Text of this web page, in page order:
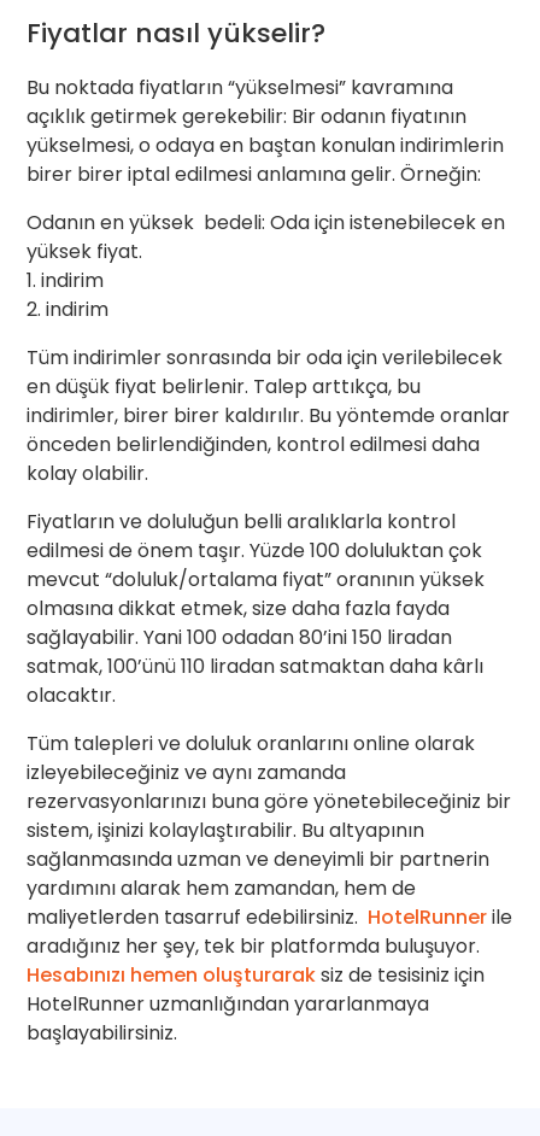
Fiyatlar nasıl yükselir?
Bu noktada fiyatların “yükselmesi” kavramına
açıklık getirmek gerekebilir: Bir odanın fiyatının
yükselmesi, o odaya en baştan konulan indirimlerin
birer birer iptal edilmesi anlamına gelir. Örneğin:
Odanın en yüksek bedeli: Oda için istenebilecek en
yüksek fiyat.
1. indirim
2. indirim
Tüm indirimler sonrasında bir oda için verilebilecek
en düşük fiyat belirlenir. Talep arttıkça, bu
indirimler, birer birer kaldırılır. Bu yöntemde oranlar
önceden belirlendiğinden, kontrol edilmesi daha
kolay olabilir.
Fiyatların ve doluluğun belli aralıklarla kontrol
edilmesi de önem taşır. Yüzde 100 doluluktan çok
mevcut “doluluk/ortalama fiyat” oranının yüksek
olmasına dikkat etmek, size daha fazla fayda
sağlayabilir. Yani 100 odadan 80’ini 150 liradan
satmak, 100’ünü 110 liradan satmaktan daha kârlı
olacaktır.
Tüm talepleri ve doluluk oranlarını online olarak
izleyebileceğiniz ve aynı zamanda
rezervasyonlarınızı buna göre yönetebileceğiniz bir
sistem, işinizi kolaylaştırabilir. Bu altyapının
sağlanmasında uzman ve deneyimli bir partnerin
yardımını alarak hem zamandan, hem de
maliyetlerden tasarruf edebilirsiniz. HotelRunnerile
aradığınız her şey, tek bir platformda buluşuyor.
Hesabınızı hemen oluşturaraksiz de tesisiniz için
HotelRunner uzmanlığından yararlanmaya
başlayabilirsiniz.